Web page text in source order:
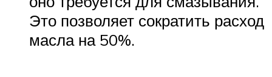
Это позволяет сократить расход
масла на 50%.